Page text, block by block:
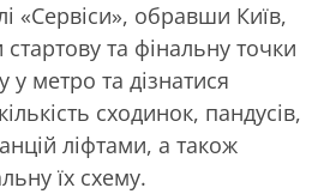
«Сервіси», обравши Київ,
та фінальну точки
метро та дізнатися
сходинок, пандусів,
ліфтами, а також
їх схему.